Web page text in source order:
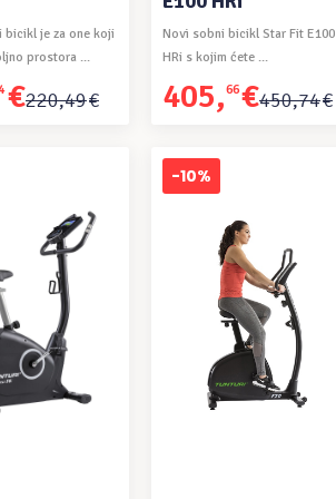
bicikl je za one koji
prostora ...
220,49€
€
Novi sobni bicikl Star Fit E100
HRi s kojim ćete ...
450,74€
Izvorna
je:
450,74€.
405,66€
Trenutna
405,66€.
U KOŠARICU
-10%
DODAJ U KOŠARICU